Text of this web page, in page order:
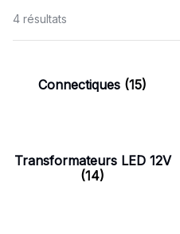
4 résultats
Connectiques (15)
Transformateurs LED 12V
(14)